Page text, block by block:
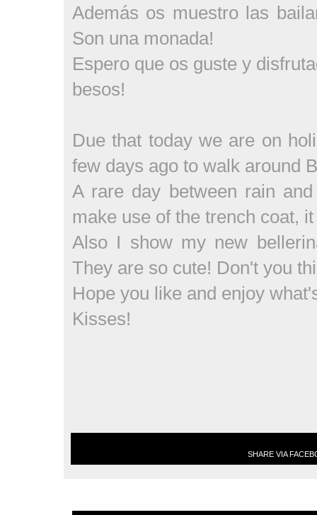
Además os muestro las
Son una monada!
Espero que os guste y
besos!
Due that today we are on
few days ago to walk around
A rare day between rain
make use of the trench coat,
Also I show my new
They are so cute! Don't you
Hope you like and enjoy
Kisses!
SHARE VIA